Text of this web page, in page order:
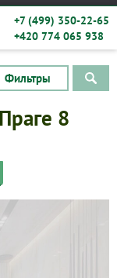
+7 (499) 350-22-65
+420 774 065 938
Фильтры
8